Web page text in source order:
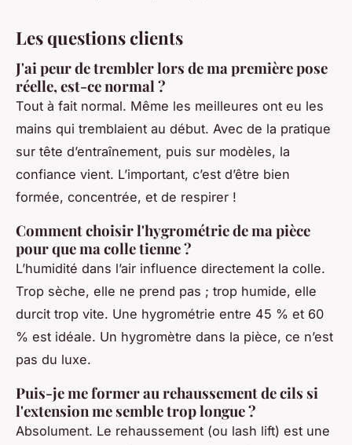
Les questions clients
J'ai peur de trembler lors de ma première pose
réelle, est-ce normal ?
Tout à fait normal. Même les meilleures ont eu les
mains qui tremblaient au début. Avec de la pratique
sur tête d’entraînement, puis sur modèles, la
confiance vient. L’important, c’est d’être bien
formée, concentrée, et de respirer !
Comment choisir l'hygrométrie de ma pièce
pour que ma colle tienne ?
L’humidité dans l’air influence directement la colle.
Trop sèche, elle ne prend pas ; trop humide, elle
durcit trop vite. Une hygrométrie entre 45 % et 60
% est idéale. Un hygromètre dans la pièce, ce n’est
pas du luxe.
Puis-je me former au rehaussement de cils si
l'extension me semble trop longue ?
Absolument. Le rehaussement (ou lash lift) est une